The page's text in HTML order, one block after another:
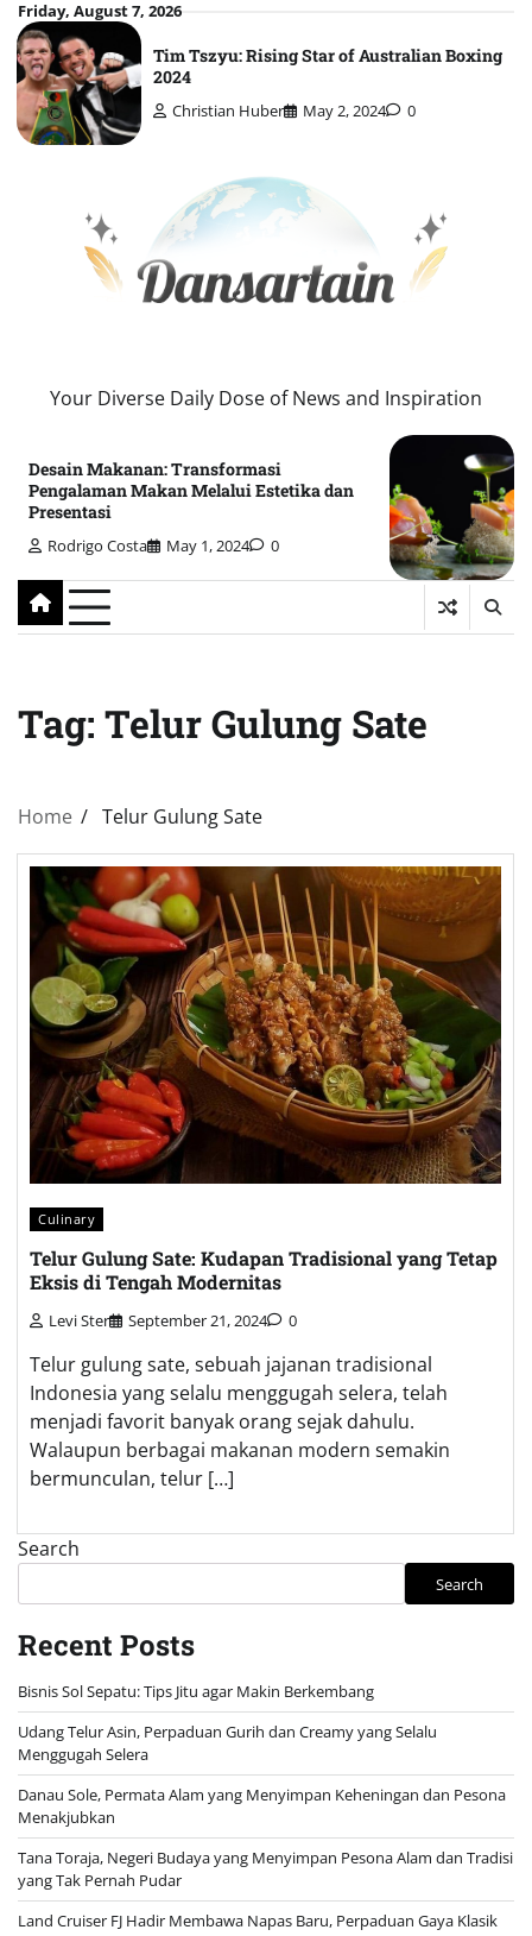
Skip
to
content
Friday, August 7, 2026
Tim Tszyu: Rising Star of Australian Boxing
2024
Christian Huber May 2, 2024 0
Your Diverse Daily Dose of News and Inspiration
Desain Makanan: Transformasi
Pengalaman Makan Melalui Estetika dan
Presentasi
Rodrigo Costa May 1, 2024 0
Tag: Telur Gulung Sate
Home Telur Gulung Sate
Culinary
Telur Gulung Sate: Kudapan Tradisional yang Tetap
Eksis di Tengah Modernitas
Levi Ster September 21, 2024 0
Telur gulung sate, sebuah jajanan tradisional
Indonesia yang selalu menggugah selera, telah
menjadi favorit banyak orang sejak dahulu.
Walaupun berbagai makanan modern semakin
bermunculan, telur […]
Search
Search
Recent Posts
Bisnis Sol Sepatu: Tips Jitu agar Makin Berkembang
Udang Telur Asin, Perpaduan Gurih dan Creamy yang Selalu
Menggugah Selera
Danau Sole, Permata Alam yang Menyimpan Keheningan dan Pesona
Menakjubkan
Tana Toraja, Negeri Budaya yang Menyimpan Pesona Alam dan Tradisi
yang Tak Pernah Pudar
Land Cruiser FJ Hadir Membawa Napas Baru, Perpaduan Gaya Klasik